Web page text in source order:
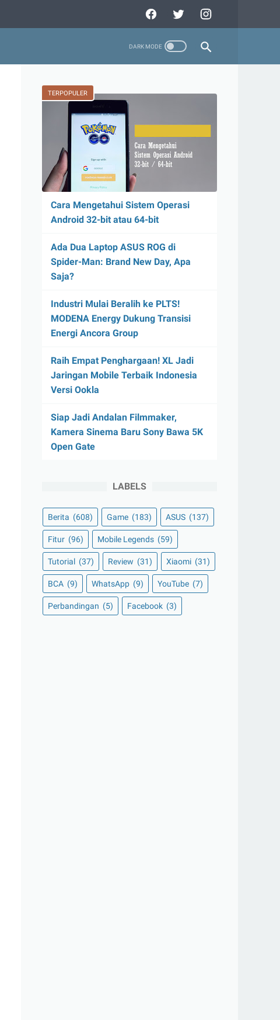
TERPOPULER
Cara Mengetahui Sistem Operasi
Android 32-bit atau 64-bit
Ada Dua Laptop ASUS ROG di
Spider-Man: Brand New Day, Apa
Saja?
Industri Mulai Beralih ke PLTS!
MODENA Energy Dukung Transisi
Energi Ancora Group
Raih Empat Penghargaan! XL Jadi
Jaringan Mobile Terbaik Indonesia
Versi Ookla
Siap Jadi Andalan Filmmaker,
Kamera Sinema Baru Sony Bawa 5K
Open Gate
LABELS
Berita (608) Game (183) ASUS (137)
Fitur (96) Mobile Legends (59)
Tutorial (37) Review (31) Xiaomi (31)
BCA (9) WhatsApp (9) YouTube (7)
Perbandingan (5) Facebook (3)